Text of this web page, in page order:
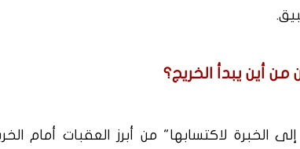
أين يبدأ الخريج؟
الخبرة لاكتسابها" من أبرز العقبات أمام